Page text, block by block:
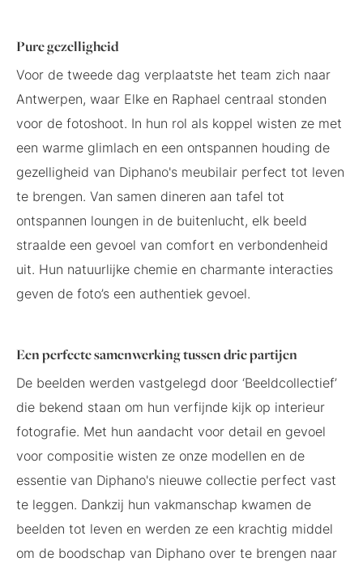
Pure gezelligheid
Voor de tweede dag verplaatste het team zich naar
Antwerpen, waar Elke en Raphael centraal stonden
voor de fotoshoot. In hun rol als koppel wisten ze met
een warme glimlach en een ontspannen houding de
gezelligheid van Diphano's meubilair perfect tot leven
te brengen. Van samen dineren aan tafel tot
ontspannen loungen in de buitenlucht, elk beeld
straalde een gevoel van comfort en verbondenheid
uit. Hun natuurlijke chemie en charmante interacties
geven de foto’s een authentiek gevoel.
Een perfecte samenwerking tussen drie partijen
De beelden werden vastgelegd door ‘Beeldcollectief’
die bekend staan om hun verfijnde kijk op interieur
fotografie. Met hun aandacht voor detail en gevoel
voor compositie wisten ze onze modellen en de
essentie van Diphano's nieuwe collectie perfect vast
te leggen. Dankzij hun vakmanschap kwamen de
beelden tot leven en werden ze een krachtig middel
om de boodschap van Diphano over te brengen naar